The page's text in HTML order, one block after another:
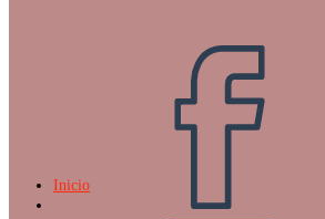
Inicio